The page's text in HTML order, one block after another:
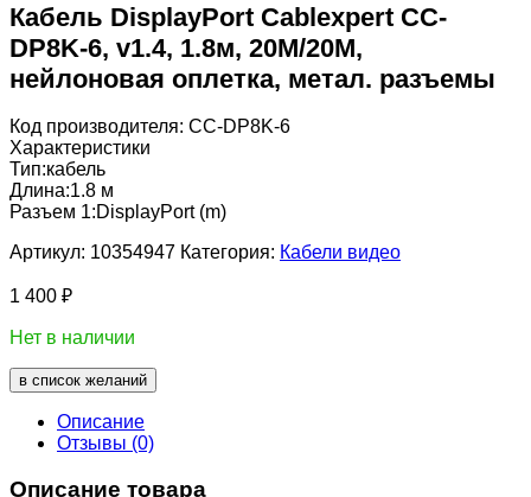
Кабель DisplayPort Cablexpert CC-
DP8K-6, v1.4, 1.8м, 20M/20M,
нейлоновая оплетка, метал. разъемы
Код производителя: CC-DP8K-6
Характеристики
Тип:кабель
Длина:1.8 м
Разъем 1:DisplayPort (m)
Артикул: 10354947 Категория: Кабели видео
1 400 ₽
Нет в наличии
в список желаний
Описание
Отзывы (0)
Описание товара